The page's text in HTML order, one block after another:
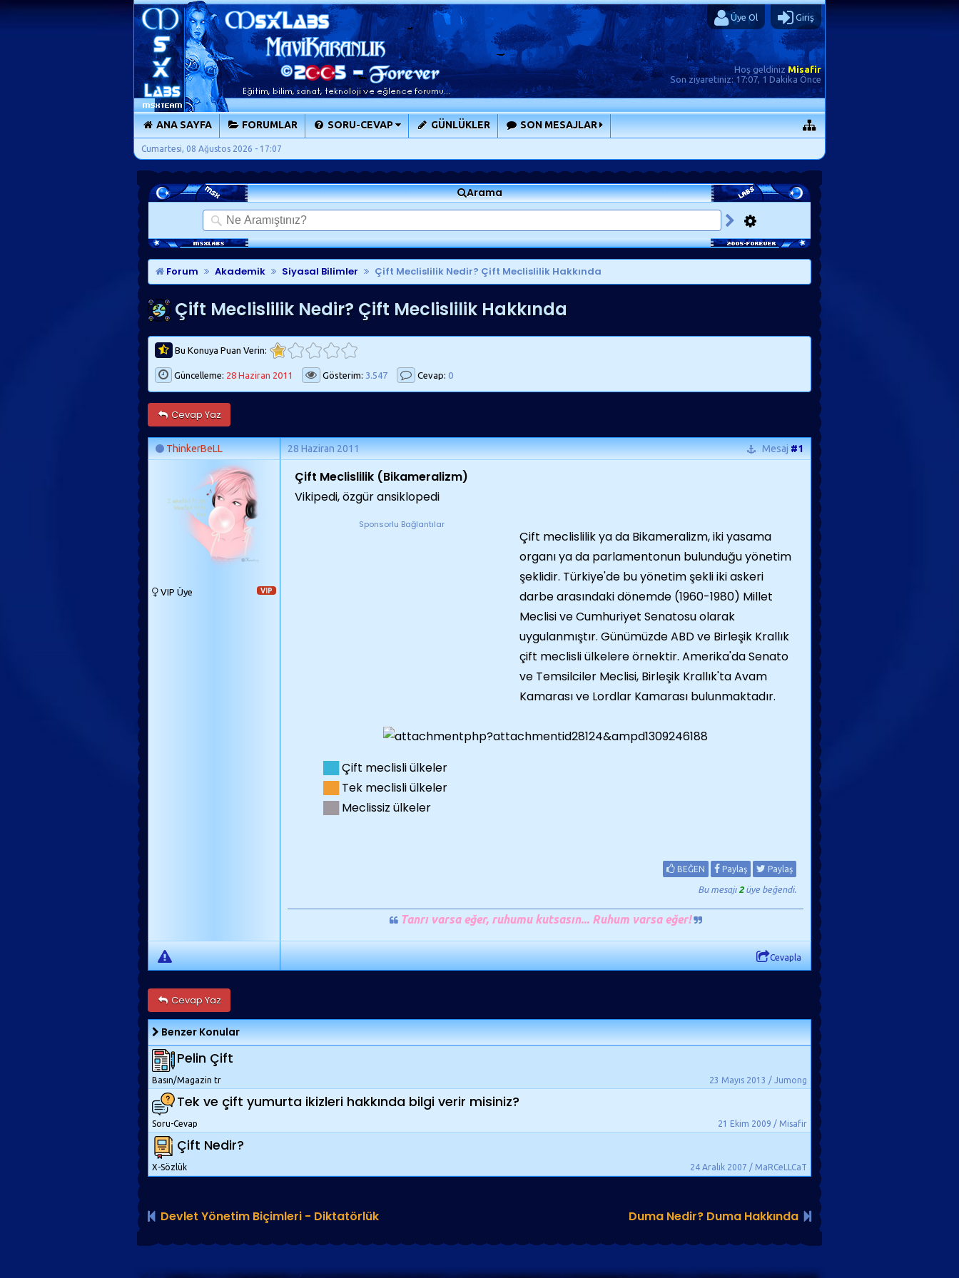
Üye Ol Giriş
Hoş geldiniz Misafir
Son ziyaretiniz:17:07, 1 Dakika Önce
ANA SAYFA FORUMLAR SORU-CEVAP GÜNLÜKLER SON MESAJLAR
Cumartesi, 08 Ağustos 2026 - 17:07
Arama
Forum Akademik Siyasal Bilimler Çift Meclislilik Nedir? Çift Meclislilik Hakkında
Çift Meclislilik Nedir? Çift Meclislilik Hakkında
Bu Konuya Puan Verin:
Güncelleme: 28 Haziran 2011 Gösterim: 3.547 Cevap: 0
Cevap Yaz
ThinkerBeLL 28 Haziran 2011 Mesaj#1
VIP
VIP Üye
Çift Meclislilik (Bikameralizm)
Vikipedi, özgür ansiklopedi
Sponsorlu Bağlantılar
Çift meclislilikya da Bikameralizm, iki yasama
organı ya da parlamentonun bulunduğu yönetim
şeklidir. Türkiye'de bu yönetim şekli iki askeri
darbe arasındaki dönemde (1960-1980) Millet
Meclisi ve Cumhuriyet Senatosu olarak
uygulanmıştır. Günümüzde ABD ve Birleşik Krallık
çift meclisli ülkelere örnektir. Amerika'da Senato
ve Temsilciler Meclisi, Birleşik Krallık'ta Avam
Kamarası ve Lordlar Kamarası bulunmaktadır.
Çift meclisli ülkeler
Tek meclisli ülkeler
Meclissiz ülkeler
BEĞEN Paylaş Paylaş
Bu mesajı 2üye beğendi.
Tanrı varsa eğer, ruhumu kutsasın... Ruhum varsa eğer!
Cevapla
Cevap Yaz
Benzer Konular
Pelin Çift
23 Mayıs 2013 / Jumong
Basın/Magazin tr
Tek ve çift yumurta ikizleri hakkında bilgi verir misiniz?
21 Ekim 2009 / Misafir
Soru-Cevap
Çift Nedir?
24 Aralık 2007 / MaRCeLLCaT
X-Sözlük
Devlet Yönetim Biçimleri - Diktatörlük Duma Nedir? Duma Hakkında